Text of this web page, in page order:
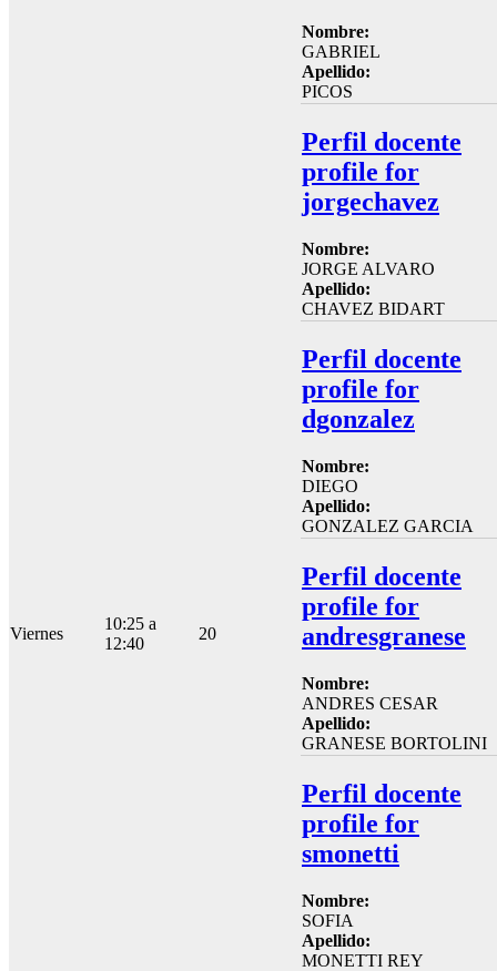
Viernes
10:25 a
12:40
20
Nombre:
GABRIEL
Apellido:
PICOS
Perfil docente
profile for
jorgechavez
Nombre:
JORGE ALVARO
Apellido:
CHAVEZ BIDART
Perfil docente
profile for
dgonzalez
Nombre:
DIEGO
Apellido:
GONZALEZ GARCIA
Perfil docente
profile for
andresgranese
Nombre:
ANDRES CESAR
Apellido:
GRANESE BORTOLINI
Perfil docente
profile for
smonetti
Nombre:
SOFIA
Apellido:
MONETTI REY